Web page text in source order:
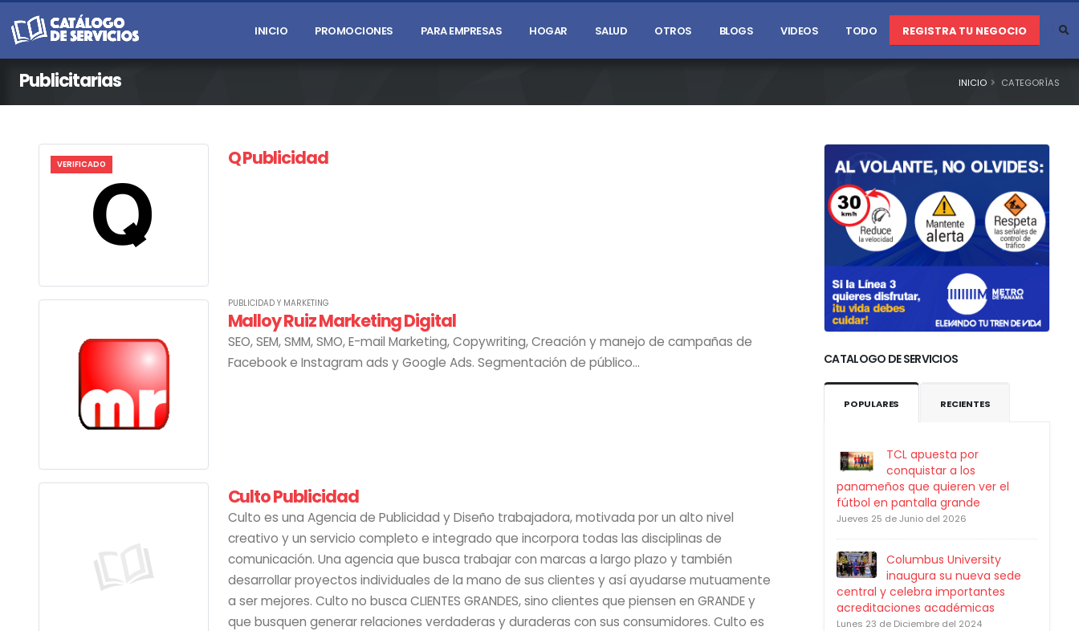
INICIO PROMOCIONES PARA EMPRESAS HOGAR SALUD OTROS BLOGS VIDEOS TODO REGISTRA TU NEGOCIO
Publicitarias INICIO CATEGORÍAS
VERIFICADO Q Publicidad
PUBLICIDAD Y MARKETING
Malloy Ruiz Marketing Digital
SEO, SEM, SMM, SMO, E-mail Marketing, Copywriting, Creación y manejo de campañas de
Facebook e Instagram ads y Google Ads. Segmentación de público...
Culto Publicidad
Culto es una Agencia de Publicidad y Diseño trabajadora, motivada por un alto nivel
creativo y un servicio completo e integrado que incorpora todas las disciplinas de
comunicación. Una agencia que busca trabajar con marcas a largo plazo y también
desarrollar proyectos individuales de la mano de sus clientes y así ayudarse mutuamente
a ser mejores. Culto no busca CLIENTES GRANDES, sino clientes que piensen en GRANDE y
que busquen generar relaciones verdaderas y duraderas con sus consumidores. Culto es
CATALOGO DE SERVICIOS
POPULARES RECIENTES
TCL apuesta por
conquistar a los
panameños que quieren ver el
fútbol en pantalla grande
Jueves 25 de Junio del 2026
Columbus University
inaugura su nueva sede
central y celebra importantes
acreditaciones académicas
Lunes 23 de Diciembre del 2024